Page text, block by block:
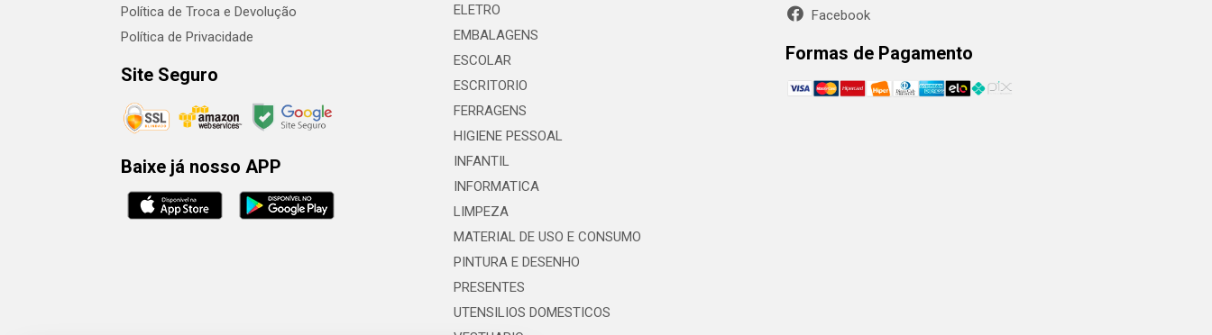
Política de Troca e Devolução
Política de Privacidade
Site Seguro
Baixe já nosso APP
ELETRO
EMBALAGENS
ESCOLAR
ESCRITORIO
FERRAGENS
HIGIENE PESSOAL
INFANTIL
INFORMATICA
LIMPEZA
MATERIAL DE USO E CONSUMO
PINTURA E DESENHO
PRESENTES
UTENSILIOS DOMESTICOS
Facebook
Formas de Pagamento